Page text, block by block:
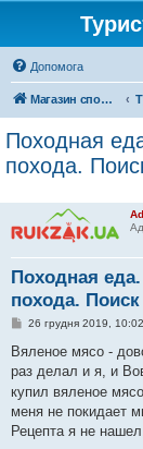
Допомога
Магазин спорядження
Походная
похода.
Походная
похода. Поиск
П
в
д
о
м
л
е
н
26 грудня 2019, 10:02
Вяленое мясо -
раз делал и я, и
купил вяленое
меня не покидает
Рецепта я не